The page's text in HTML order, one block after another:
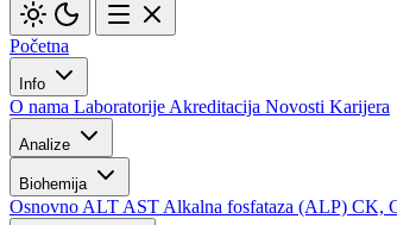
Početna
Info
O nama Laboratorije Akreditacija Novosti Karijera
Analize
Biohemija
Osnovno ALT AST Alkalna fosfataza (ALP) CK,